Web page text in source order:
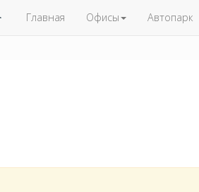
Главная Офисы Автопарк